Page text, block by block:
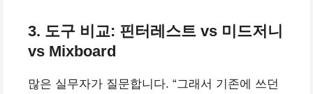
3. 도구 비교: 핀터레스트 vs 미드저니
vs Mixboard
많은 실무자가 질문합니다. “그래서 기존에 쓰던